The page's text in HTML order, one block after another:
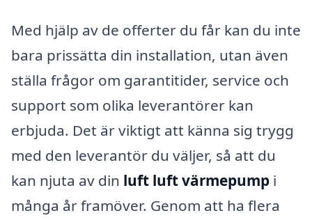
Med hjälp av de offerter du får kan du inte
bara prissätta din installation, utan även
ställa frågor om garantitider, service och
support som olika leverantörer kan
erbjuda. Det är viktigt att känna sig trygg
med den leverantör du väljer, så att du
kan njuta av din luft luft värmepump i
många år framöver. Genom att ha flera